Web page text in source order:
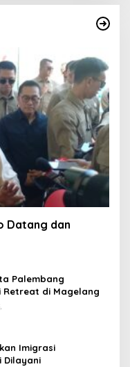
Datang dan
Palembang
Retreat di Magelang
Imigrasi
Dilayani